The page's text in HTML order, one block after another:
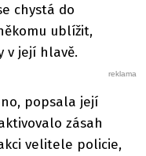
chystá do
ublížit,
v její hlavě.
popsala její
zásah
velitele policie,